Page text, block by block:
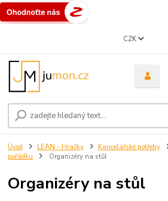
CZK
Úvod LEAN - Hračky Kancelářské potřeby
pořádku
Organizéry na stůl
Organizéry na stůl